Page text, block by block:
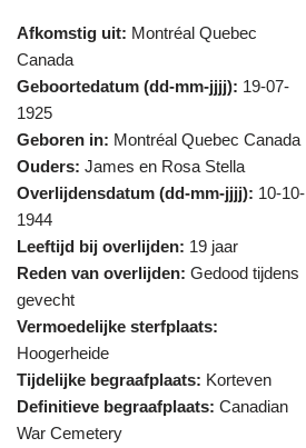
Afkomstig uit: Montréal Quebec
Canada
Geboortedatum (dd-mm-jjjj): 19-07-
1925
Geboren in: Montréal Quebec Canada
Ouders: James en Rosa Stella
Overlijdensdatum (dd-mm-jjjj): 10-10-
1944
Leeftijd bij overlijden: 19 jaar
Reden van overlijden: Gedood tijdens
gevecht
Vermoedelijke sterfplaats:
Hoogerheide
Tijdelijke begraafplaats: Korteven
Definitieve begraafplaats: Canadian
War Cemetery